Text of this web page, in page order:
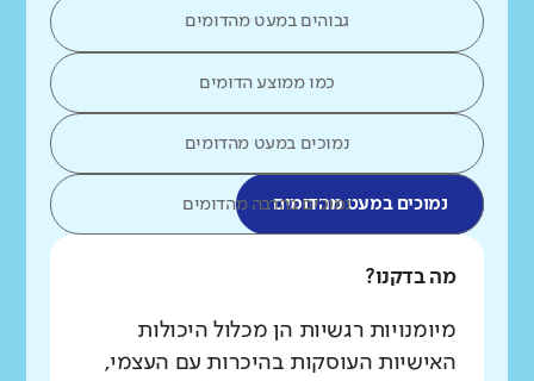
גבוהים במעט מהדומים
כמו ממוצע הדומים
נמוכים במעט מהדומים
נמוכים במעט מהדומיםנמוכים בהרבה מהדומים
מה בדקנו?
מיומנויות רגשיות הן מכלול היכולות
האישיות העוסקות בהיכרות עם העצמי,